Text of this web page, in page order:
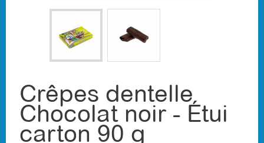
Crêpes dentelle
Chocolat noir - Étui
carton 90 g